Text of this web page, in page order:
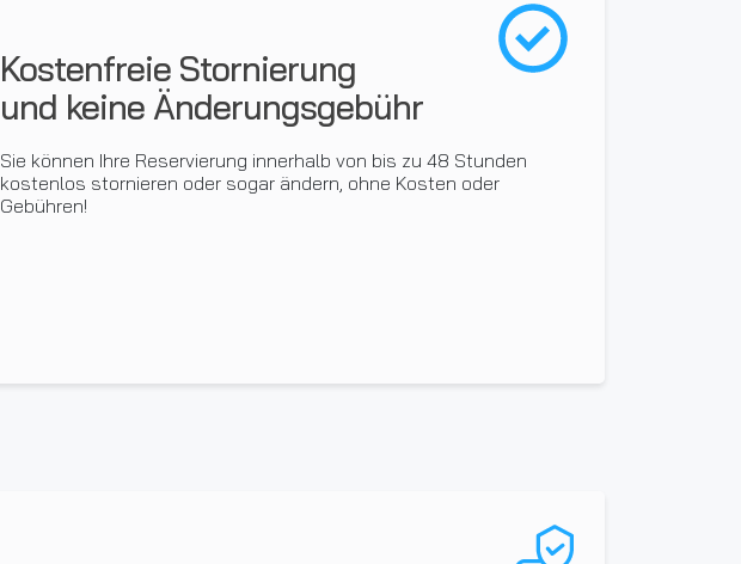
Kostenfreie Stornierung
und keine Änderungsgebühr
Sie können Ihre Reservierung innerhalb von bis zu 48 Stunden
kostenlos stornieren oder sogar ändern, ohne Kosten oder
Gebühren!